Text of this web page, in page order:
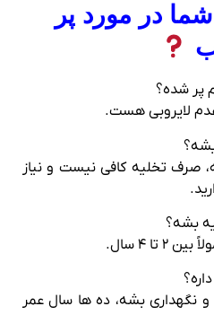
در مورد پر
پر شده؟
عدم لایروبی هست.
صرف تخلیه کافی نیست و نیاز
بشه؟
۴ سال.
نگهداری بشه، ده‌ ها سال عمر